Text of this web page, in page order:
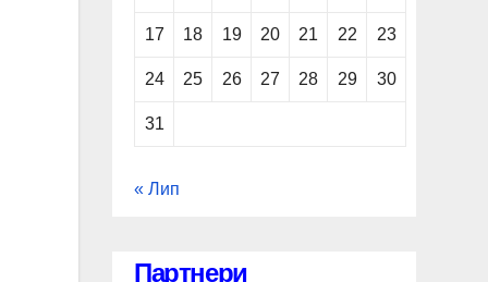
17 18 19 20 21 22 23
24 25 26 27 28 29 30
31
« Лип
Партнери